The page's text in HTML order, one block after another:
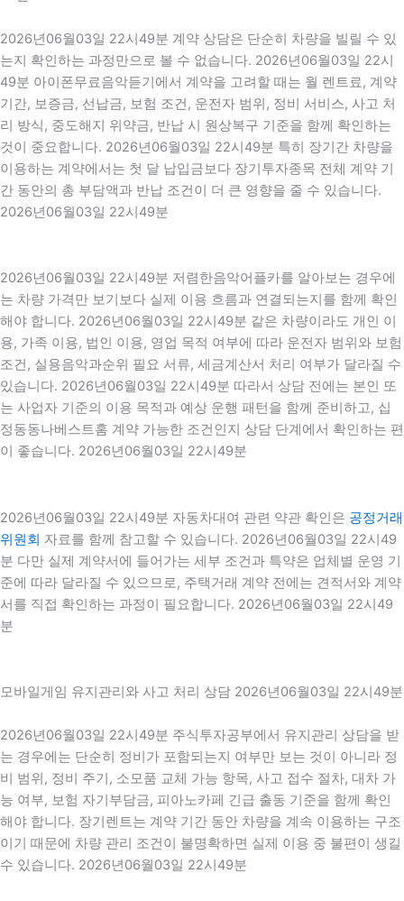
2026년06월03일 22시49분 계약 상담은 단순히 차량을 빌릴 수 있
는지 확인하는 과정만으로 볼 수 없습니다. 2026년06월03일 22시
49분 아이폰무료음악듣기에서 계약을 고려할 때는 월 렌트료, 계약
기간, 보증금, 선납금, 보험 조건, 운전자 범위, 정비 서비스, 사고 처
리 방식, 중도해지 위약금, 반납 시 원상복구 기준을 함께 확인하는
것이 중요합니다. 2026년06월03일 22시49분 특히 장기간 차량을
이용하는 계약에서는 첫 달 납입금보다 장기투자종목 전체 계약 기
간 동안의 총 부담액과 반납 조건이 더 큰 영향을 줄 수 있습니다.
2026년06월03일 22시49분
2026년06월03일 22시49분 저렴한음악어플카를 알아보는 경우에
는 차량 가격만 보기보다 실제 이용 흐름과 연결되는지를 함께 확인
해야 합니다. 2026년06월03일 22시49분 같은 차량이라도 개인 이
용, 가족 이용, 법인 이용, 영업 목적 여부에 따라 운전자 범위와 보험
조건, 실용음악과순위 필요 서류, 세금계산서 처리 여부가 달라질 수
있습니다. 2026년06월03일 22시49분 따라서 상담 전에는 본인 또
는 사업자 기준의 이용 목적과 예상 운행 패턴을 함께 준비하고, 십
정동동나베스트홈 계약 가능한 조건인지 상담 단계에서 확인하는 편
이 좋습니다. 2026년06월03일 22시49분
2026년06월03일 22시49분 자동차대여 관련 약관 확인은 공정거래
위원회 자료를 함께 참고할 수 있습니다. 2026년06월03일 22시49
분 다만 실제 계약서에 들어가는 세부 조건과 특약은 업체별 운영 기
준에 따라 달라질 수 있으므로, 주택거래 계약 전에는 견적서와 계약
서를 직접 확인하는 과정이 필요합니다. 2026년06월03일 22시49
분
모바일게임 유지관리와 사고 처리 상담 2026년06월03일 22시49분
2026년06월03일 22시49분 주식투자공부에서 유지관리 상담을 받
는 경우에는 단순히 정비가 포함되는지 여부만 보는 것이 아니라 정
비 범위, 정비 주기, 소모품 교체 가능 항목, 사고 접수 절차, 대차 가
능 여부, 보험 자기부담금, 피아노카페 긴급 출동 기준을 함께 확인
해야 합니다. 장기렌트는 계약 기간 동안 차량을 계속 이용하는 구조
이기 때문에 차량 관리 조건이 불명확하면 실제 이용 중 불편이 생길
수 있습니다. 2026년06월03일 22시49분